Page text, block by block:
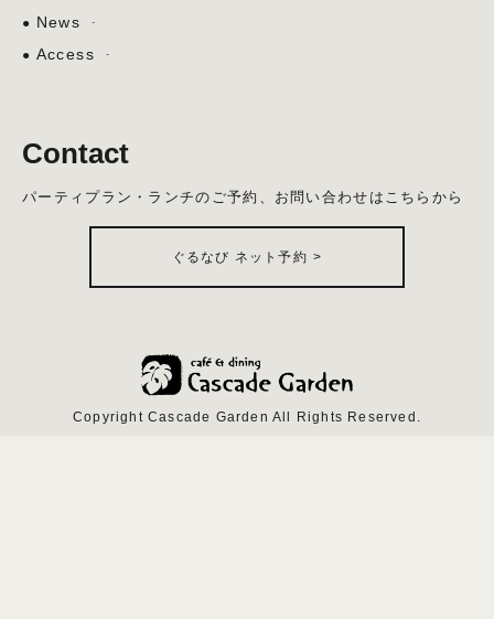
News
Access
Contact
パーティプラン・ランチのご予約、お問い合わせはこちらから
ぐるなび ネット予約 >
Copyright Cascade Garden All Rights Reserved.